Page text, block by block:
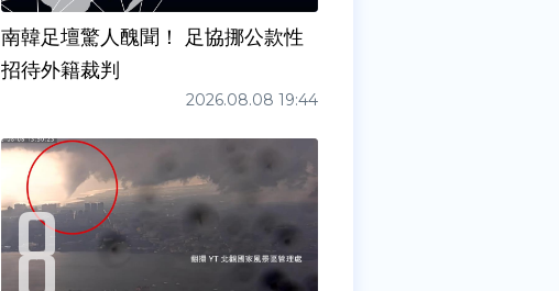
南韓足壇驚人醜聞！ 足協挪公款性
招待外籍裁判
2026.08.08 19:44